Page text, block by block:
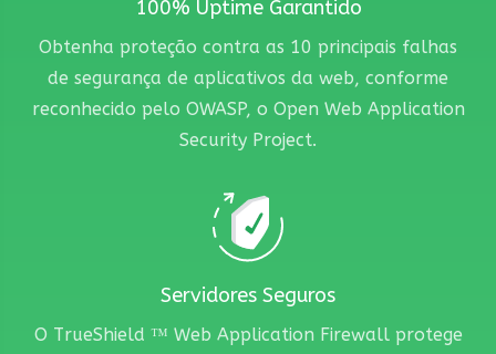
100% Uptime Garantido
Obtenha proteção contra as 10 principais falhas
de segurança de aplicativos da web, conforme
reconhecido pelo OWASP, o Open Web Application
Security Project.
Servidores Seguros
O TrueShield ™ Web Application Firewall protege